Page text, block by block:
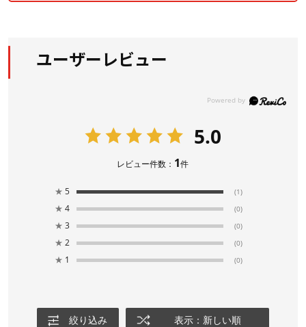
ユーザーレビュー
5.0
レビュー件数： 1件
★ 5 (1)
★ 4 (0)
★ 3 (0)
★ 2 (0)
★ 1 (0)
絞り込み 表示：新しい順